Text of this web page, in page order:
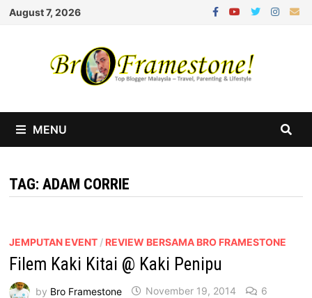
Skip
August 7, 2026
MENU
TAG:ADAM CORRIE
JEMPUTAN EVENT / REVIEW BERSAMA BRO FRAMESTONE
Filem Kaki Kitai @ Kaki Penipu
by Bro Framestone November 19, 2014 6